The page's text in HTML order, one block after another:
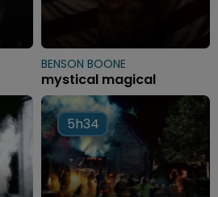
BENSON BOONE
mystical magical
5h34
5h34